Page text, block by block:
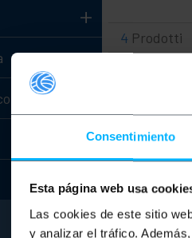
Consentimiento
Esta página web usa
Las cookies de este sitio
y analizar el tráfico.
+
+
+
-
+
4 Prodotti